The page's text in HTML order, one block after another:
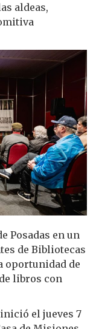
aldeas,
Posadas en un
de Bibliotecas
oportunidad de
libros con
el jueves 7